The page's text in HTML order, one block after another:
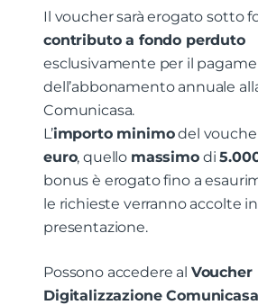
Il voucher sarà erogato sotto
contributo a fondo perduto
esclusivamente per il
dell’abbonamento annuale
Comunicasa.
L’importo minimodel
euro, quello massimodi
bonus è erogato fino a
le richieste verranno accolte
presentazione.
Possono accedere al Voucher
Digitalizzazione